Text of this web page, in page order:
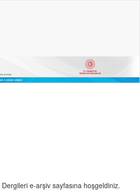
e-arşiv sayfasına hoşgeldiniz.